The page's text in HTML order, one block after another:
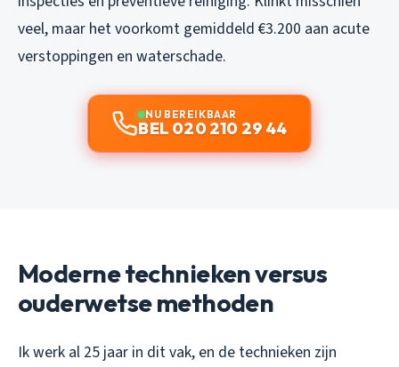
veel, maar het voorkomt gemiddeld €3.200 aan acute
verstoppingen en waterschade.
NU BEREIKBAAR
BEL 020 210 29 44
Moderne technieken versus
ouderwetse methoden
Ik werk al 25 jaar in dit vak, en de technieken zijn